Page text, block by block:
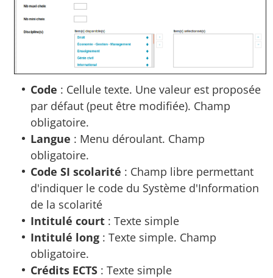
Code : Cellule texte. Une valeur est proposée
par défaut (peut être modifiée). Champ
obligatoire.
Langue : Menu déroulant. Champ
obligatoire.
Code SI scolarité : Champ libre permettant
d'indiquer le code du Système d'Information
de la scolarité
Intitulé court : Texte simple
Intitulé long : Texte simple. Champ
obligatoire.
Crédits ECTS : Texte simple